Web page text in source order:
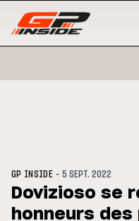
GP INSIDE -5 SEPT. 2022
Dovizioso se
honneurs